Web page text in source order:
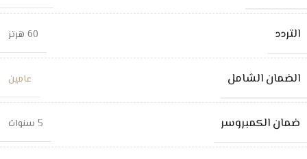
التردد 60 هرتز
الضمان الشامل عامين
ضمان الكمبروسر 5 سنوات